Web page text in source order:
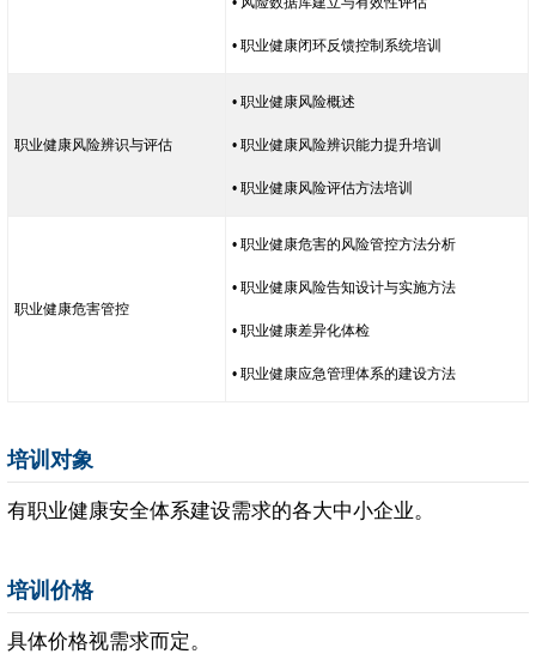
• 职业健康闭环反馈控制系统培训
职业健康风险辨识与评估
• 职业健康风险概述
• 职业健康风险辨识能力提升培训
• 职业健康风险评估方法培训
职业健康危害管控
• 职业健康危害的风险管控方法分析
• 职业健康风险告知设计与实施方法
• 职业健康差异化体检
• 职业健康应急管理体系的建设方法
培训对象
有职业健康安全体系建设需求的各大中小企业。
培训价格
具体价格视需求而定。